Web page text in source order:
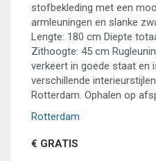
stofbekleding met een
armleuningen en slanke
Lengte: 180 cm Diepte
Zithoogte: 45 cm
verkeert in goede staat en
verschillende
Rotterdam. Ophalen op
Rotterdam
€ GRATIS